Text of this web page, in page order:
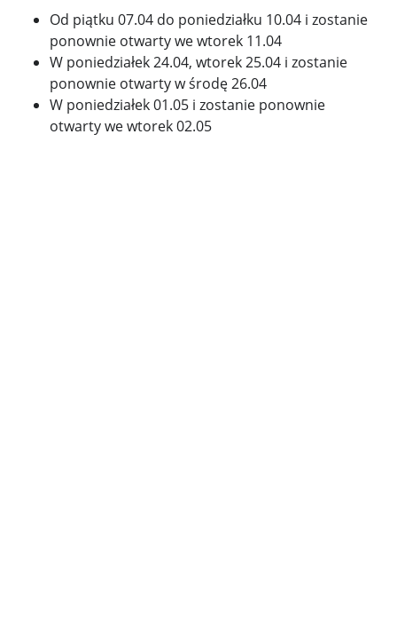
Od piątku 07.04 do poniedziałku 10.04 i zostanie
ponownie otwarty we wtorek 11.04
W poniedziałek 24.04, wtorek 25.04 i zostanie
ponownie otwarty w środę 26.04
W poniedziałek 01.05 i zostanie ponownie
otwarty we wtorek 02.05